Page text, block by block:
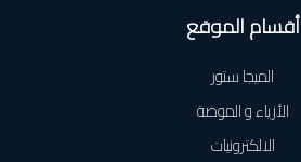
أقسام الموقع
الميجا ستور
الأزياء و الموضة
الالكترونيات